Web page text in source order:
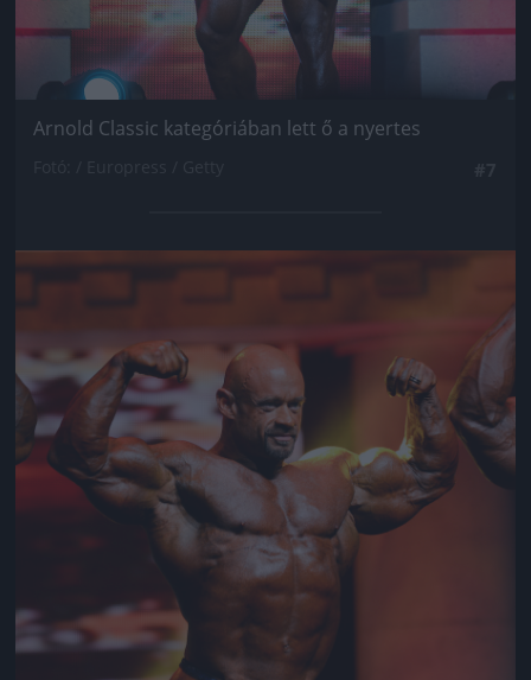
Arnold Classic kategóriában lett ő a nyertes
Jön még kép!